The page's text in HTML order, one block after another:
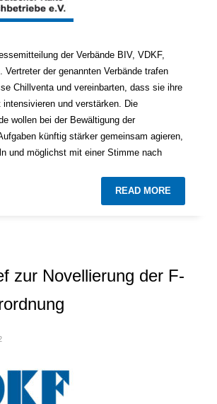
der Verbände BIV, VDKF,
Vertreter der genannten Verbände trafen
Chillventa und vereinbarten, dass sie ihre
intensivieren und verstärken. Die
wollen bei der Bewältigung der
künftig stärker gemeinsam agieren,
und möglichst mit einer Stimme nach
READ MORE
zur Novellierung der F-